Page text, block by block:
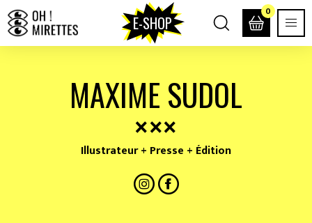
E-SHOP
0
MAXIME SUDOL
Illustrateur + Presse + Édition